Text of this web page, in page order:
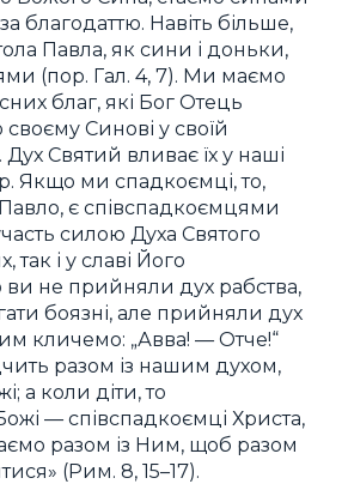
благодаттю. Навіть більше,
Павла, як сини і доньки,
(пор. Гал. 4, 7). Ми маємо
благ, які Бог Отець
своєму Синові у своїй
Дух Святий вливає їх у наші
Якщо ми спадкоємці, то,
є співспадкоємцями
силою Духа Святого
так і у славі Його
ви не прийняли дух рабства,
боязні, але прийняли дух
кличемо: „Авва! — Отче!“
разом із нашим духом,
а коли діти, то
— співспадкоємці Христа,
разом із Ним, щоб разом
(Рим. 8, 15–17).